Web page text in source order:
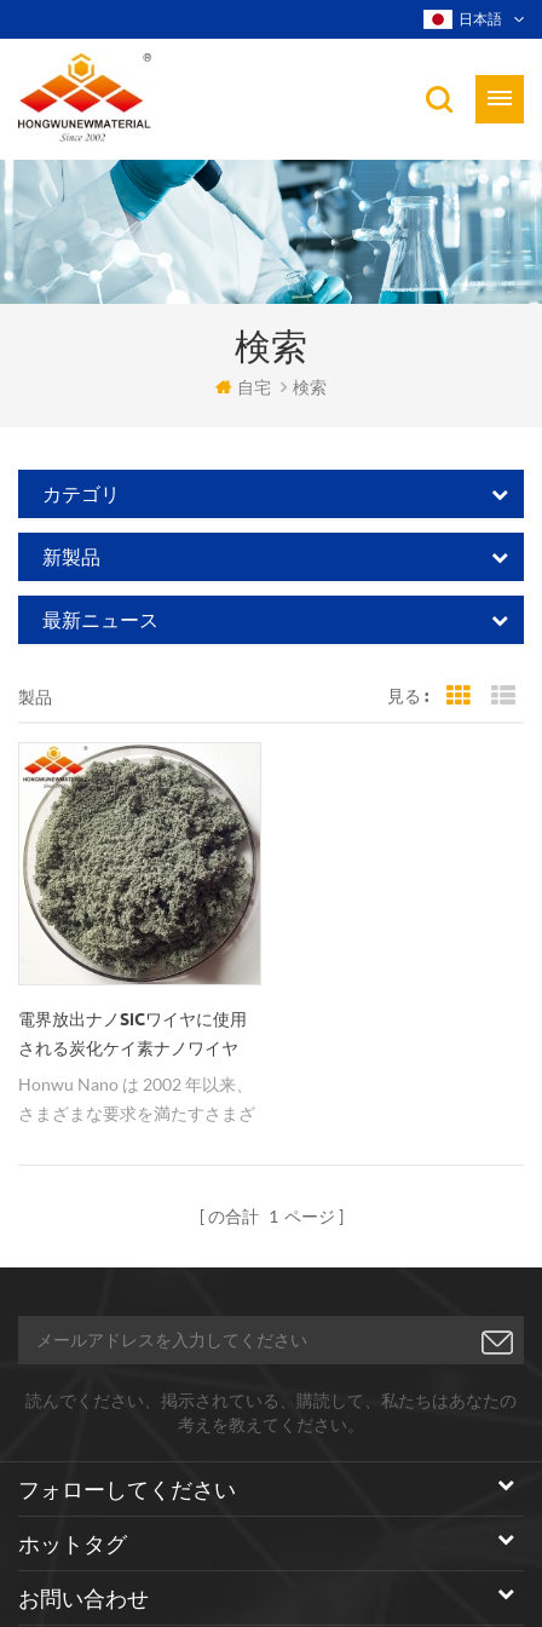
日本語
検索
自宅 検索
カテゴリ
新製品
最新ニュース
製品 見る : Grid
電界放出ナノSiCワイヤに使用
される炭化ケイ素ナノワイヤ
Honwu Nano は 2002 年以来、
さまざまな要求を満たすさまざ
元ウィスカー、ナノワイヤなど
供給してきました。バッチ生産
の合計 1 ページ
読んでください、掲示されている、購読して、私たちはあなたの
考えを教えてください。
フォローしてください
ホットタグ
お問い合わせ